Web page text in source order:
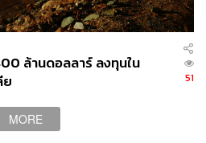
ล้านดอลลาร์ ลงทุนใน
ย
51
MORE